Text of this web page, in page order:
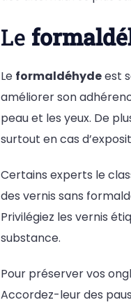
Le
Le formaldéhydeest
améliorer son
peau et les yeux. De
surtout en cas
Certains experts le
des vernis sans
Privilégiez les vernis
substance.
Pour préserver vos
Accordez-leur des